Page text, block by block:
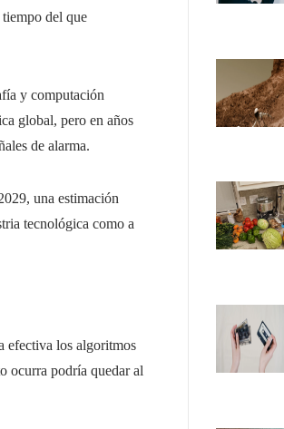
del que
y computación
global, pero en años
de alarma.
una estimación
tecnológica como a
efectiva los algoritmos
ocurra podría quedar al